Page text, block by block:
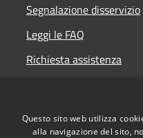
Segnalazione disservizio
Leggi le FAQ
Richiesta assistenza
Questo sito web utilizza
alla navigazione del sito,